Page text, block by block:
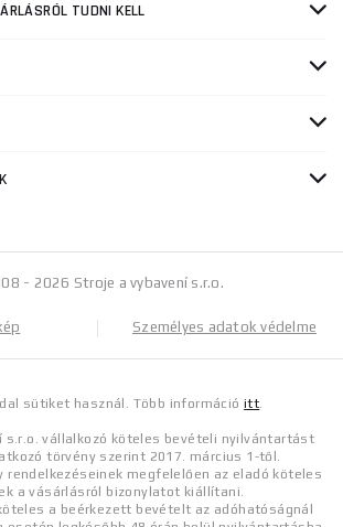
TUDNI KELL
- 2026 Stroje a vybavení s.r.o.
Személyes adatok védelme
sütiket használ. Több információitt.
s.r.o. vállalkozó köteles bevételi nyilvántartást
törvény szerint 2017. március 1-től.
rendelkezéseinek megfelelően az eladó köteles
a vásárlásról bizonylatot kiállítani.
a beérkezett bevételt az adóhatóságnál